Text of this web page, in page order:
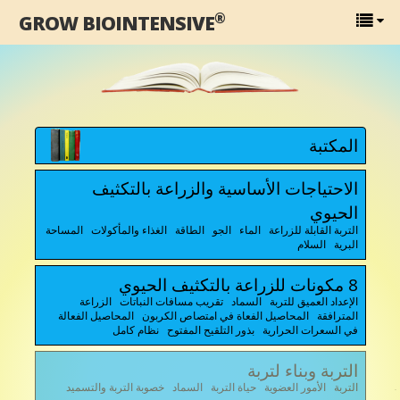
GROW BIOINTENSIVE®
المكتبة
الاحتياجات الأساسية والزراعة بالتكثيف
الحيوي
التربة القابلة للزراعة الماء الجو الطاقة الغذاء والمأكولات المساحة
البرية السلام
8 مكونات للزراعة بالتكثيف الحيوي
الإعداد العميق للتربة السماد تقريب مسافات النباتات الزراعة
المترافقة المحاصيل الفعاة في امتصاص الكربون المحاصيل الفعالة
في السعرات الحرارية بذور التلقيح المفتوح نظام كامل
التربة وبناء لتربة
التربة الأمور العضوية حياة التربة السماد خصوبة التربة والتسميد